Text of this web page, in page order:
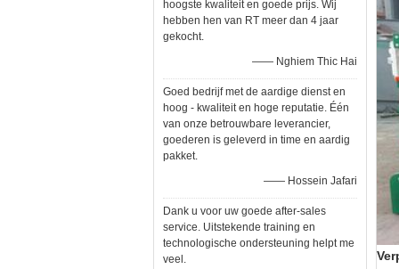
hoogste kwaliteit en goede prijs. Wij
hebben hen van RT meer dan 4 jaar
gekocht.
—— Nghiem Thic Hai
Goed bedrijf met de aardige dienst en
hoog - kwaliteit en hoge reputatie. Één
van onze betrouwbare leverancier,
goederen is geleverd in time en aardig
pakket.
—— Hossein Jafari
Dank u voor uw goede after-sales
service. Uitstekende training en
technologische ondersteuning helpt me
veel.